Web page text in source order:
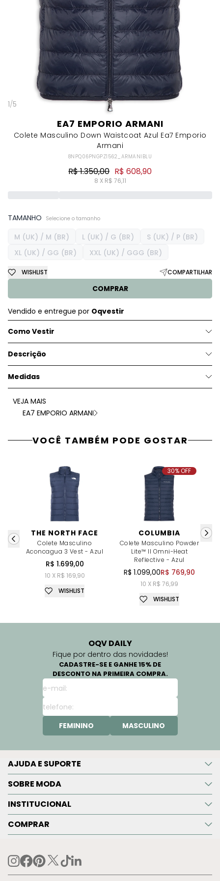
1/5
EA7 EMPORIO ARMANI
Colete Masculino Down Waistcoat Azul Ea7 Emporio
Armani
8NPQ06PNGPZ1562_ARMANIBLU
R$ 1.350,00 R$ 608,90
8 X R$ 76,11
TAMANHO Selecione o tamanho
M (UK) / M (BR) L (UK) / G (BR)
S (UK) / P (BR)
XL (UK) / GG (BR)
XXL (UK) / GGG (BR)
COMPRAR
WISHLIST COMPARTILHAR
Vendido e entregue por Oqvestir
Como Vestir
Descrição
Medidas
VEJA MAIS
EA7 EMPORIO ARMANI
VOCÊ TAMBÉM PODE GOSTAR
THE NORTH FACE
Colete Masculino
Aconcagua 3 Vest - Azul
R$ 1.699,00
10 X R$ 169,90
WISHLIST
COLUMBIA
Colete Masculino Powder
Lite™ II Omni-Heat
Reflective - Azul
R$ 1.099,00R$ 769,90
10 X R$ 76,99
30% OFF
WISHLIST
OQV DAILY
Fique por dentro das novidades!
CADASTRE-SE E GANHE 15% DE
DESCONTO NA PRIMEIRA COMPRA.
FEMININO MASCULINO
AJUDA E SUPORTE
SOBRE MODA
INSTITUCIONAL
COMPRAR